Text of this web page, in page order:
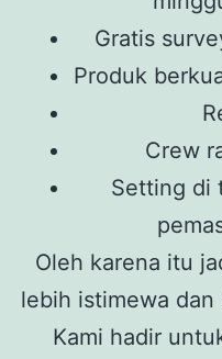
Gratis
Produk
Crew
Setting di
Oleh karena itu
lebih istimewa dan
Kami hadir